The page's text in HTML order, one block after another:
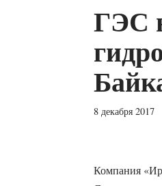
ГЭС
8 декабря 2017
Компания